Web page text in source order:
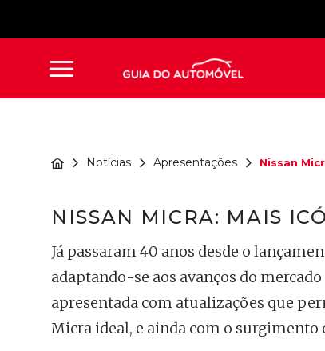
Notícias Apresentações Nissan
NISSAN MICRA: MAIS
Já passaram 40 anos desde o
adaptando-se aos avanços do
apresentada com atualizações que
Micra ideal, e ainda com o surgimento